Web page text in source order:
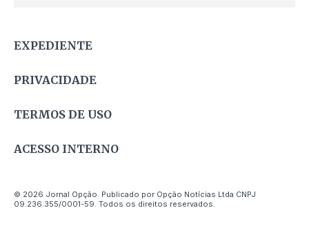
EXPEDIENTE
PRIVACIDADE
TERMOS DE USO
ACESSO INTERNO
© 2026 Jornal Opção. Publicado por Opção Notícias Ltda CNPJ
09.236.355/0001-59. Todos os direitos reservados.